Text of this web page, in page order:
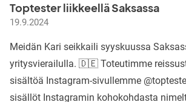
Toptester liikkeellä Saksassa
19.9.2024
Meidän Kari seikkaili syyskuussa
yritysvierailulla. 🇩🇪 Toteutimme
sisältöä Instagram-sivullemme
sisällöt Instagramin kohokohdasta